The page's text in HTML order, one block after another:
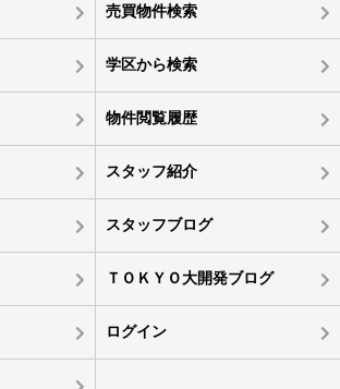
売買物件検索
学区から検索
物件閲覧履歴
スタッフ紹介
スタッフブログ
ＴＯＫＹＯ大開発ブログ
ログイン